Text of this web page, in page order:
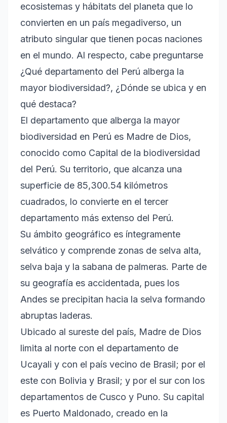
ecosistemas y hábitats del planeta que lo
convierten en un país megadiverso, un
atributo singular que tienen pocas naciones
en el mundo. Al respecto, cabe preguntarse
¿Qué departamento del Perú alberga la
mayor biodiversidad?, ¿Dónde se ubica y en
qué destaca?
El departamento que alberga la mayor
biodiversidad en Perú es Madre de Dios,
conocido como Capital de la biodiversidad
del Perú. Su territorio, que alcanza una
superficie de 85,300.54 kilómetros
cuadrados, lo convierte en el tercer
departamento más extenso del Perú.
Su ámbito geográfico es íntegramente
selvático y comprende zonas de selva alta,
selva baja y la sabana de palmeras. Parte de
su geografía es accidentada, pues los
Andes se precipitan hacia la selva formando
abruptas laderas.
Ubicado al sureste del país, Madre de Dios
limita al norte con el departamento de
Ucayali y con el país vecino de Brasil; por el
este con Bolivia y Brasil; y por el sur con los
departamentos de Cusco y Puno. Su capital
es Puerto Maldonado, creado en la